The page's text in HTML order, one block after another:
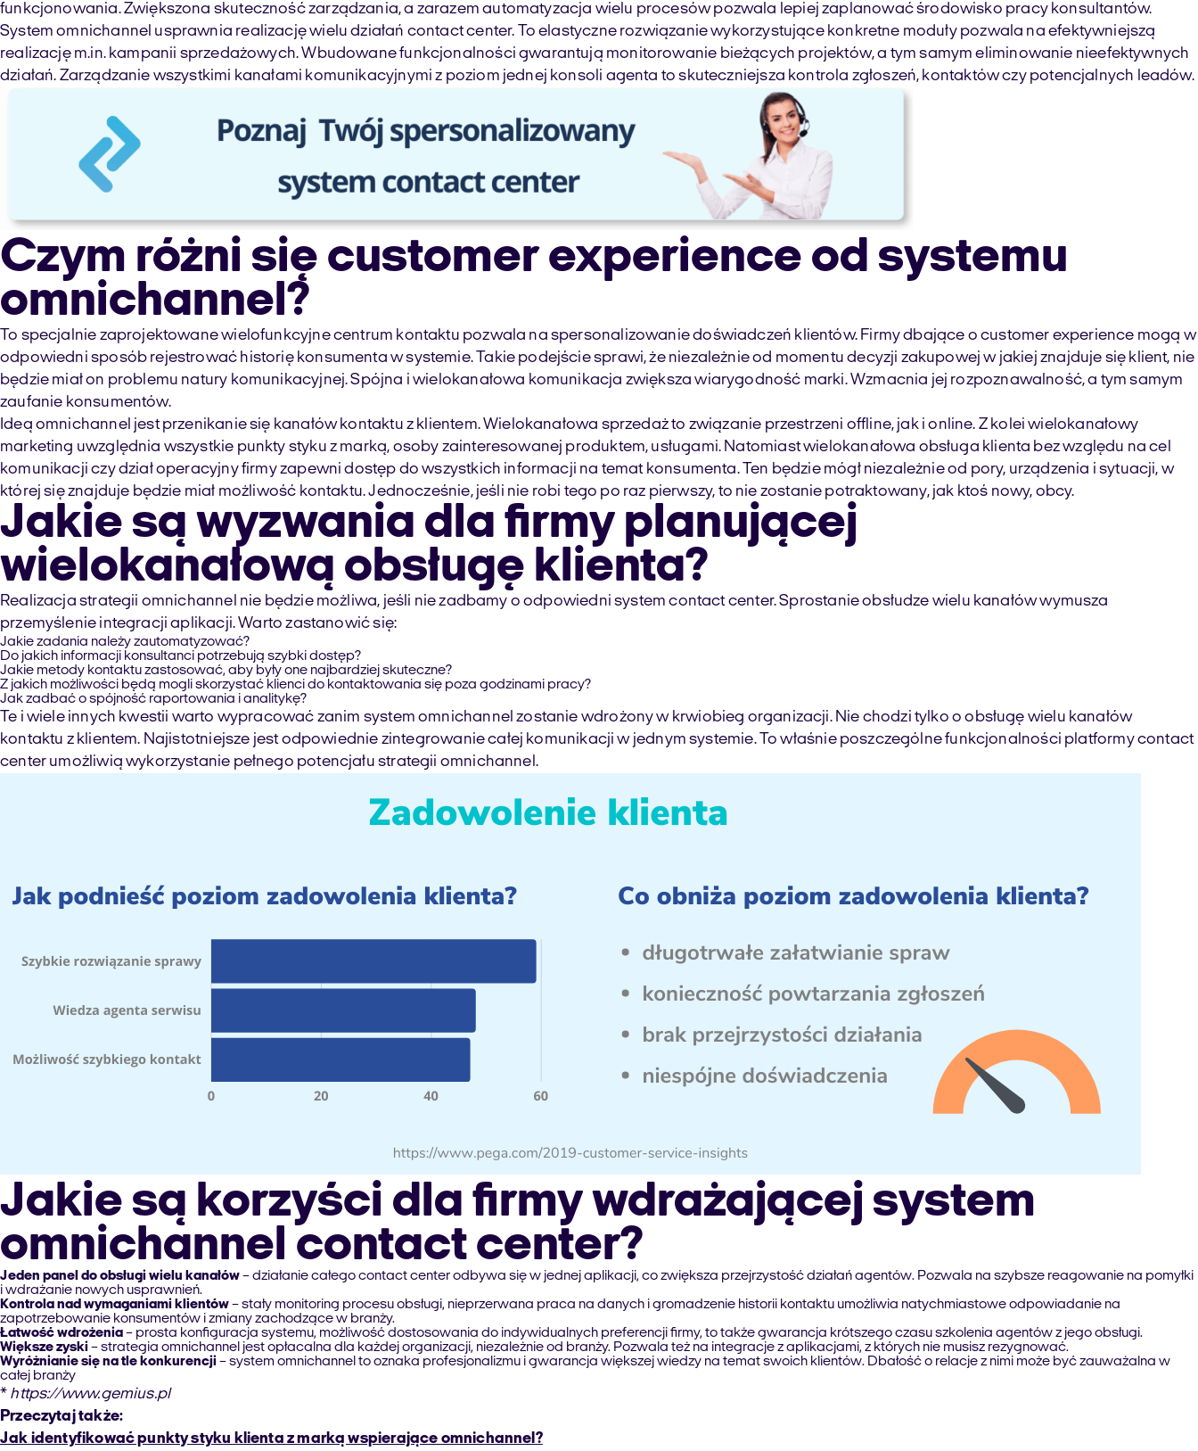
funkcjonowania. Zwiększona skuteczność zarządzania, a zarazem automatyzacja wielu procesów pozwala lepiej zaplanować środowisko pracy konsultantów.
System omnichannel usprawnia realizację wielu działań contact center. To elastyczne rozwiązanie wykorzystujące konkretne moduły pozwala na efektywniejszą
realizację m.in. kampanii sprzedażowych. Wbudowane funkcjonalności gwarantują monitorowanie bieżących projektów, a tym samym eliminowanie nieefektywnych
działań. Zarządzanie wszystkimi kanałami komunikacyjnymi z poziom jednej konsoli agenta to skuteczniejsza kontrola zgłoszeń, kontaktów czy potencjalnych leadów.
Czym różni się customer experience od systemu
omnichannel?
To specjalnie zaprojektowane wielofunkcyjne centrum kontaktu pozwala na spersonalizowanie doświadczeń klientów. Firmy dbające o customer experience mogą w
odpowiedni sposób rejestrować historię konsumenta w systemie. Takie podejście sprawi, że niezależnie od momentu decyzji zakupowej w jakiej znajduje się klient, nie
będzie miał on problemu natury komunikacyjnej. Spójna i wielokanałowa komunikacja zwiększa wiarygodność marki. Wzmacnia jej rozpoznawalność, a tym samym
zaufanie konsumentów.
Ideą omnichannel jest przenikanie się kanałów kontaktu z klientem. Wielokanałowa sprzedaż to związanie przestrzeni offline, jak i online. Z kolei wielokanałowy
marketing uwzględnia wszystkie punkty styku z marką, osoby zainteresowanej produktem, usługami. Natomiast wielokanałowa obsługa klienta bez względu na cel
komunikacji czy dział operacyjny firmy zapewni dostęp do wszystkich informacji na temat konsumenta. Ten będzie mógł niezależnie od pory, urządzenia i sytuacji, w
której się znajduje będzie miał możliwość kontaktu. Jednocześnie, jeśli nie robi tego po raz pierwszy, to nie zostanie potraktowany, jak ktoś nowy, obcy.
Jakie są wyzwania dla firmy planującej
wielokanałową obsługę klienta?
Realizacja strategii omnichannel nie będzie możliwa, jeśli nie zadbamy o odpowiedni system contact center. Sprostanie obsłudze wielu kanałów wymusza
przemyślenie integracji aplikacji. Warto zastanowić się:
Jakie zadania należy zautomatyzować?
Do jakich informacji konsultanci potrzebują szybki dostęp?
Jakie metody kontaktu zastosować, aby były one najbardziej skuteczne?
Z jakich możliwości będą mogli skorzystać klienci do kontaktowania się poza godzinami pracy?
Jak zadbać o spójność raportowania i analitykę?
Te i wiele innych kwestii warto wypracować zanim system omnichannel zostanie wdrożony w krwiobieg organizacji. Nie chodzi tylko o obsługę wielu kanałów
kontaktu z klientem. Najistotniejsze jest odpowiednie zintegrowanie całej komunikacji w jednym systemie. To właśnie poszczególne funkcjonalności platformy contact
center umożliwią wykorzystanie pełnego potencjału strategii omnichannel.
Jakie są korzyści dla firmy wdrażającej system
omnichannel contact center?
Jeden panel do obsługi wielu kanałów– działanie całego contact center odbywa się w jednej aplikacji, co zwiększa przejrzystość działań agentów. Pozwala na szybsze reagowanie na pomyłki
i wdrażanie nowych usprawnień.
Kontrola nad wymaganiami klientów– stały monitoring procesu obsługi, nieprzerwana praca na danych i gromadzenie historii kontaktu umożliwia natychmiastowe odpowiadanie na
zapotrzebowanie konsumentów i zmiany zachodzące w branży.
Łatwość wdrożenia– prosta konfiguracja systemu, możliwość dostosowania do indywidualnych preferencji firmy, to także gwarancja krótszego czasu szkolenia agentów z jego obsługi.
Większe zyski– strategia omnichannel jest opłacalna dla każdej organizacji, niezależnie od branży. Pozwala też na integracje z aplikacjami, z których nie musisz rezygnować.
Wyróżnianie się na tle konkurencji– system omnichannel to oznaka profesjonalizmu i gwarancja większej wiedzy na temat swoich klientów. Dbałość o relacje z nimi może być zauważalna w
całej branży
* https://www.gemius.pl
Przeczytaj także:
Jak identyfikować punkty styku klienta z marką wspierające omnichannel?